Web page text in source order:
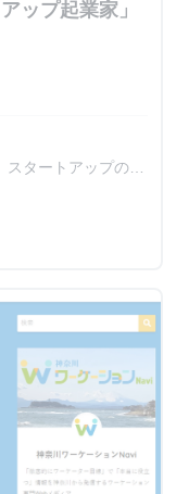
ップ起業家」
タートアップのイ
などで、横浜市内
場所に集まって業